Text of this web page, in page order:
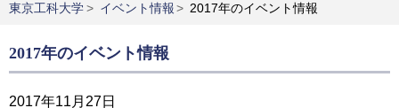
東京工科大学> イベント情報 > 2017年のイベント情報
2017年のイベント情報
2017年11月27日